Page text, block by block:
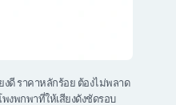
ดี ราคาหลักร้อย ต้องไม่พลาด
งพกพาที่ให้เสียงดังชัดรอบ